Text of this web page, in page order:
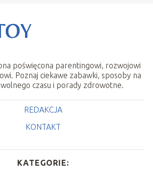
poświęcona parentingowi, rozwojowi
Poznaj ciekawe zabawki, sposoby na
czasu i porady zdrowotne.
REDAKCJA
KONTAKT
KATEGORIE: